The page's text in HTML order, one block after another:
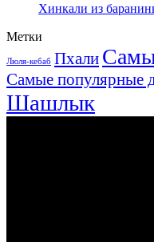
Хинкали из
Метки
Люля-кебаб Пхали
Самые популярные
Шашлык